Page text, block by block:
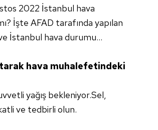
2022 İstanbul hava
İşte AFAD tarafında yapılan
İstanbul hava durumu...
hava muhalefetindeki
yağış bekleniyor.Sel,
ve tedbirli olun.